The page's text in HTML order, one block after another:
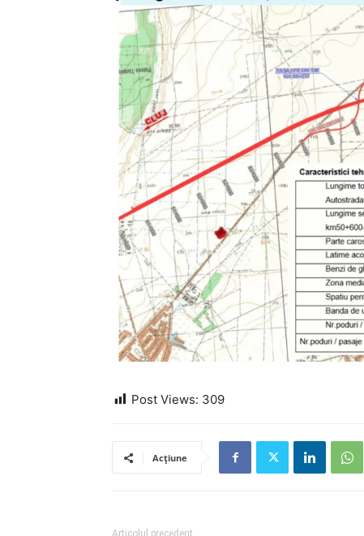
Post Views: 309
Acțiune
Articolul precedent